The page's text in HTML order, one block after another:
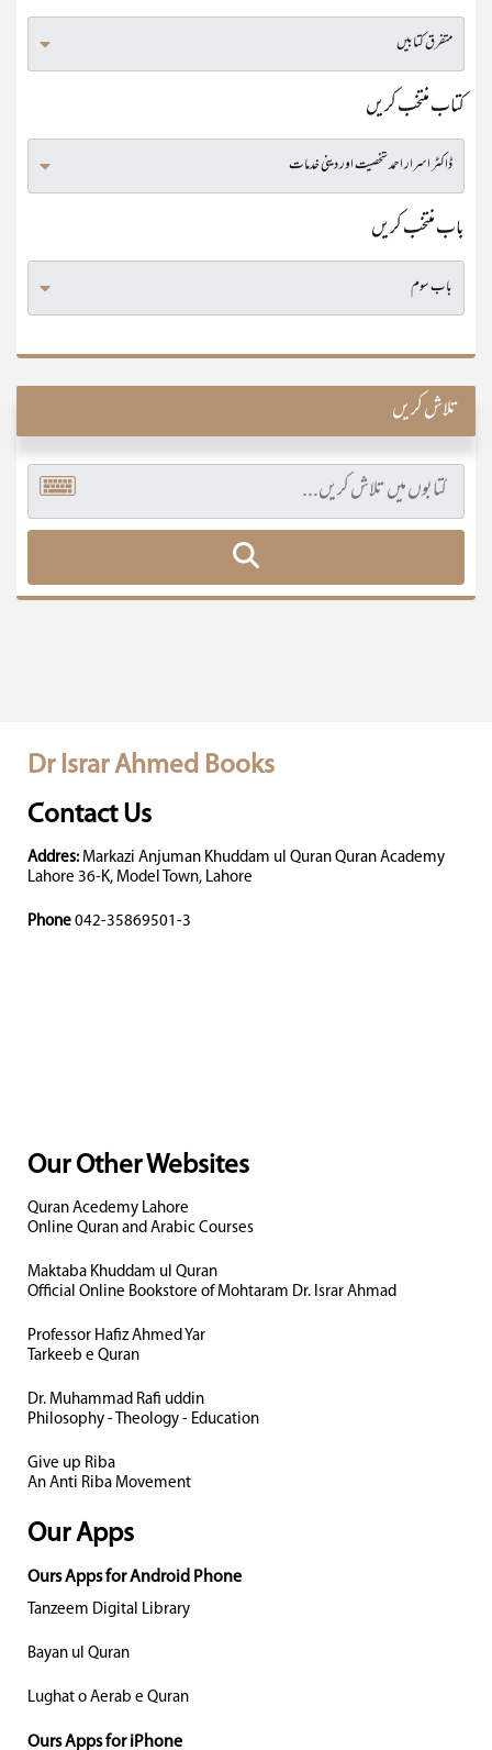
کتاب منتخب کریں
باب منتخب کریں
تلاش کریں
Dr Israr Ahmed Books
Contact Us
Addres: Markazi Anjuman Khuddam ul Quran Quran Academy
Lahore 36-K, Model Town, Lahore
Phone 042-35869501-3
Our Other Websites
Quran Acedemy Lahore
Online Quran and Arabic Courses
Maktaba Khuddam ul Quran
Official Online Bookstore of Mohtaram Dr. Israr Ahmad
Professor Hafiz Ahmed Yar
Tarkeeb e Quran
Dr. Muhammad Rafi uddin
Philosophy - Theology - Education
Give up Riba
An Anti Riba Movement
Our Apps
Ours Apps for Android Phone
Tanzeem Digital Library
Bayan ul Quran
Lughat o Aerab e Quran
Ours Apps for iPhone